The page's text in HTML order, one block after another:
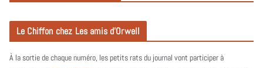
Le Chiffon chez Les amis d’Orwell
À la sortie de chaque numéro, les petits rats du journal vont participer à